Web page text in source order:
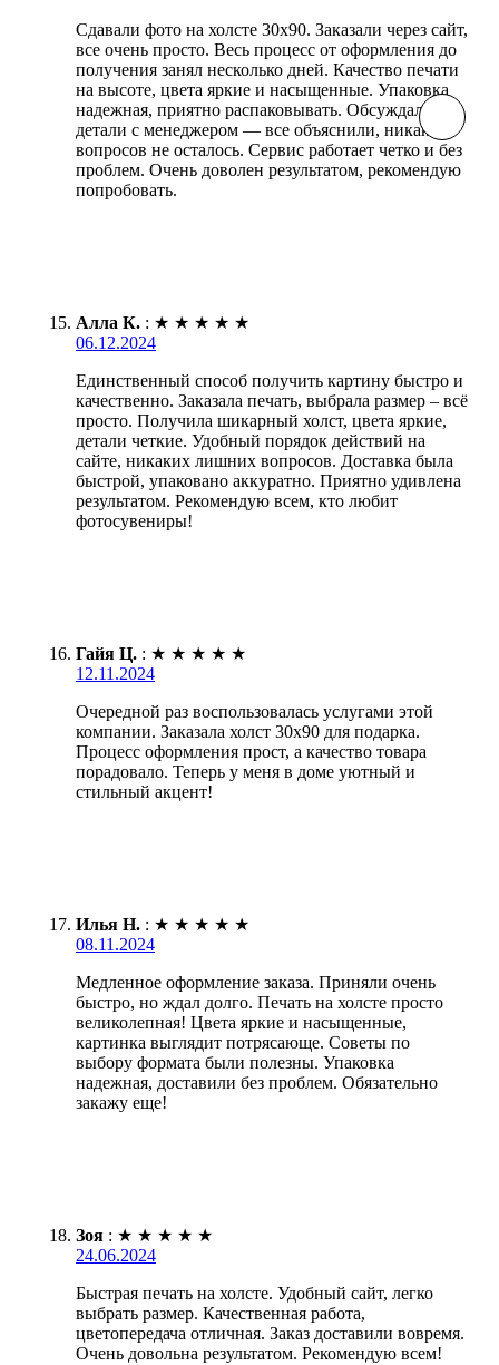
Сдавали фото на холсте 30х90. Заказали через сайт,
все очень просто. Весь процесс от оформления до
получения занял несколько дней. Качество печати
на высоте, цвета яркие и насыщенные. Упаковка
надежная, приятно распаковывать. Обсуждали
детали с менеджером — все объяснили, никаких
вопросов не осталось. Сервис работает четко и без
проблем. Очень доволен результатом, рекомендую
попробовать.
Алла К. : ★ ★ ★ ★ ★
06.12.2024
Единственный способ получить картину быстро и
качественно. Заказала печать, выбрала размер – всё
просто. Получила шикарный холст, цвета яркие,
детали четкие. Удобный порядок действий на
сайте, никаких лишних вопросов. Доставка была
быстрой, упаковано аккуратно. Приятно удивлена
результатом. Рекомендую всем, кто любит
фотосувениры!
Гайя Ц. : ★ ★ ★ ★ ★
12.11.2024
Очередной раз воспользовалась услугами этой
компании. Заказала холст 30х90 для подарка.
Процесс оформления прост, а качество товара
порадовало. Теперь у меня в доме уютный и
стильный акцент!
Илья Н. : ★ ★ ★ ★ ★
08.11.2024
Медленное оформление заказа. Приняли очень
быстро, но ждал долго. Печать на холсте просто
великолепная! Цвета яркие и насыщенные,
картинка выглядит потрясающе. Советы по
выбору формата были полезны. Упаковка
надежная, доставили без проблем. Обязательно
закажу еще!
Зоя : ★ ★ ★ ★ ★
24.06.2024
Быстрая печать на холсте. Удобный сайт, легко
выбрать размер. Качественная работа,
цветопередача отличная. Заказ доставили вовремя.
Очень довольна результатом. Рекомендую всем!